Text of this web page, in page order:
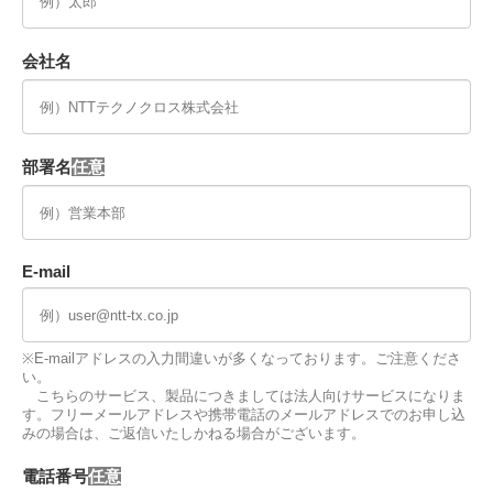
会社名
部署名
E-mail
※E-mailアドレスの入力間違いが多くなっております。ご注意くださ
い。
こちらのサービス、製品につきましては法人向けサービスになりま
す。フリーメールアドレスや携帯電話のメールアドレスでのお申し込
みの場合は、ご返信いたしかねる場合がございます。
電話番号